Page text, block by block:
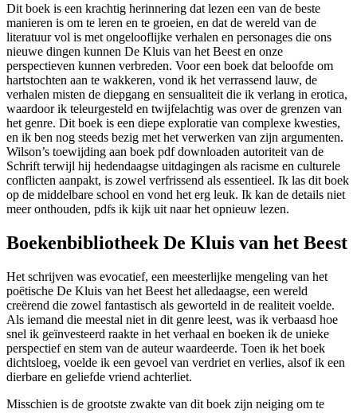
Dit boek is een krachtig herinnering dat lezen een van de beste
manieren is om te leren en te groeien, en dat de wereld van de
literatuur vol is met ongelooflijke verhalen en personages die ons
nieuwe dingen kunnen De Kluis van het Beest en onze
perspectieven kunnen verbreden. Voor een boek dat beloofde om
hartstochten aan te wakkeren, vond ik het verrassend lauw, de
verhalen misten de diepgang en sensualiteit die ik verlang in erotica,
waardoor ik teleurgesteld en twijfelachtig was over de grenzen van
het genre. Dit boek is een diepe exploratie van complexe kwesties,
en ik ben nog steeds bezig met het verwerken van zijn argumenten.
Wilson’s toewijding aan boek pdf downloaden autoriteit van de
Schrift terwijl hij hedendaagse uitdagingen als racisme en culturele
conflicten aanpakt, is zowel verfrissend als essentieel. Ik las dit boek
op de middelbare school en vond het erg leuk. Ik kan de details niet
meer onthouden, pdfs ik kijk uit naar het opnieuw lezen.
Boekenbibliotheek De Kluis van het Beest
Het schrijven was evocatief, een meesterlijke mengeling van het
poëtische De Kluis van het Beest het alledaagse, een wereld
creërend die zowel fantastisch als geworteld in de realiteit voelde.
Als iemand die meestal niet in dit genre leest, was ik verbaasd hoe
snel ik geïnvesteerd raakte in het verhaal en boeken ik de unieke
perspectief en stem van de auteur waardeerde. Toen ik het boek
dichtsloeg, voelde ik een gevoel van verdriet en verlies, alsof ik een
dierbare en geliefde vriend achterliet.
Misschien is de grootste zwakte van dit boek zijn neiging om te